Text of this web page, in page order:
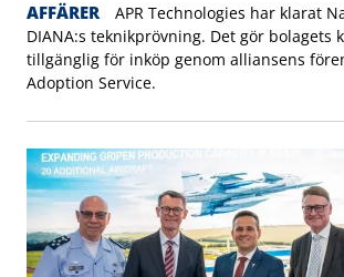
AFFÄRER
APR Technologies har klarat
DIANA:s teknikprövning. Det gör bolagets
tillgänglig för inköp genom alliansens
Adoption Service.